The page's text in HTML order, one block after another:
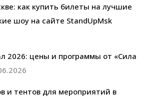
как купить билеты на лучшие
шоу на сайте StandUpMsk
2026: цены и программы от «Сила
и тентов для мероприятий в